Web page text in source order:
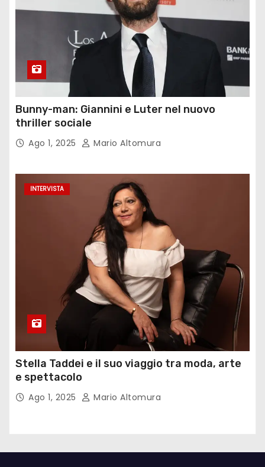
Bunny-man: Giannini e Luter nel nuovo
thriller sociale
Ago 1, 2025 Mario Altomura
INTERVISTA
Stella Taddei e il suo viaggio tra moda, arte
e spettacolo
Ago 1, 2025 Mario Altomura